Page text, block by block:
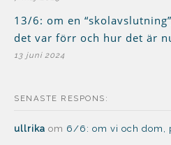
13/6: om en
det var förr och hur det är
13 juni 2024
SENASTE RESPONS:
ullrika om 6/6: om vi och dom,